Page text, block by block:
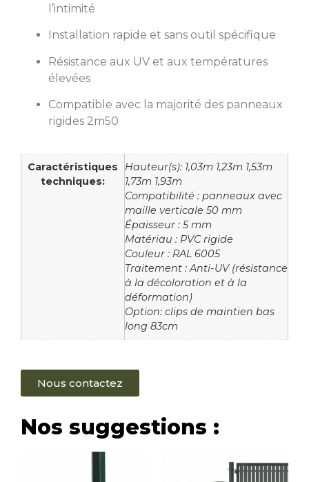
l’intimité
Installation rapide et sans outil spécifique
Résistance aux UV et aux températures
élevées
Compatible avec la majorité des panneaux
rigides 2m50
Caractéristiques
techniques:
Hauteur(s): 1,03m 1,23m 1,53m
1,73m 1,93m
Compatibilité : panneaux avec
maille verticale 50 mm
Épaisseur : 5 mm
Matériau : PVC rigide
Couleur : RAL 6005
Traitement : Anti-UV (résistance
à la décoloration et à la
déformation)
Option: clips de maintien bas
long 83cm
Nous contactez
Nos suggestions :